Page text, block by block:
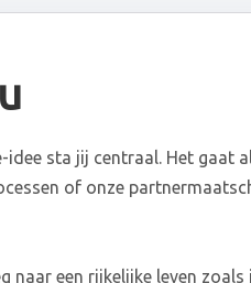
idee sta jij centraal. Het gaat
of onze
naar een rijkelijke leven